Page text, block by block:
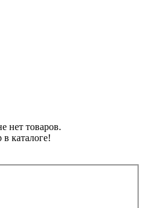
нет товаров.
каталоге!